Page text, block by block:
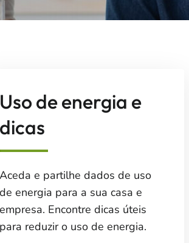
Uso de energia e
dicas
Aceda e partilhe dados de uso
de energia para a sua casa e
empresa. Encontre dicas úteis
para reduzir o uso de energia.